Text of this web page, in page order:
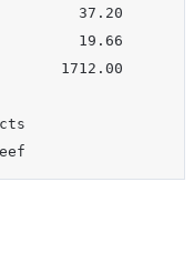
37.20
19.66
1712.00